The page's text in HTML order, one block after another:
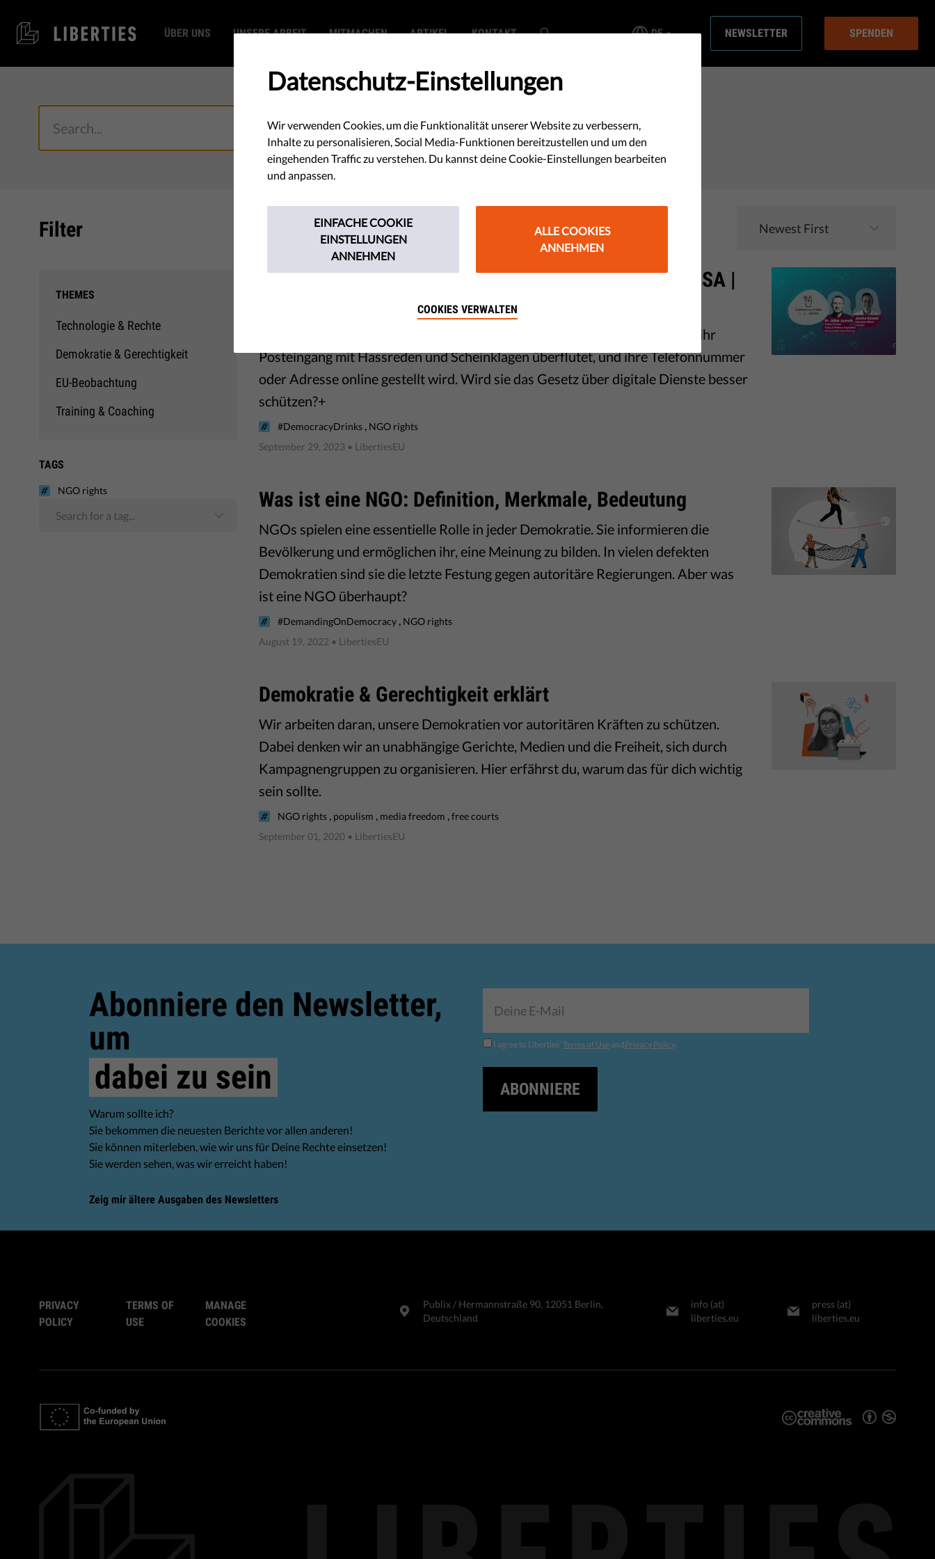
ÜBER UNS UNSERE ARBEIT MITMACHEN ARTIKEL KONTAKT DE NEWSLETTER SPENDEN
SEARCH
Filter
THEMES
Technologie & Rechte
Demokratie & Gerechtigkeit
EU-Beobachtung
Training & Coaching
TAGS
NGO rights
Search for a tag...
Online-Aktivismus: Gefahr, Desinformation und die DSA |
Democracy Drinks Berlin
2023 ist es für in der Öffentlichkeit agierende Aktivist/innen normal, dass ihr
Posteingang mit Hassreden und Scheinklagen überflutet, und ihre Telefonnummer
oder Adresse online gestellt wird. Wird sie das Gesetz über digitale Dienste besser
schützen?+
#DemocracyDrinks, NGO rights
September 29, 2023 • LibertiesEU
Was ist eine NGO: Definition, Merkmale, Bedeutung
NGOs spielen eine essentielle Rolle in jeder Demokratie. Sie informieren die
Bevölkerung und ermöglichen ihr, eine Meinung zu bilden. In vielen defekten
Demokratien sind sie die letzte Festung gegen autoritäre Regierungen. Aber was
ist eine NGO überhaupt?
#DemandingOnDemocracy, NGO rights
August 19, 2022 • LibertiesEU
Demokratie & Gerechtigkeit erklärt
Wir arbeiten daran, unsere Demokratien vor autoritären Kräften zu schützen.
Dabei denken wir an unabhängige Gerichte, Medien und die Freiheit, sich durch
Kampagnengruppen zu organisieren. Hier erfährst du, warum das für dich wichtig
sein sollte.
NGO rights, populism , media freedom ,free courts
September 01, 2020• LibertiesEU
Abonniere den Newsletter,
um
dabei zu sein
Warum sollte ich?
Sie bekommen die neuesten Berichte vor allen anderen!
Sie können miterleben, wie wir uns für Deine Rechte einsetzen!
Sie werden sehen, was wir erreicht haben!
Zeig mir ältere Ausgaben des Newsletters
I agree to Liberties' Terms of Use andPrivacy Policy.
ABONNIERE
PRIVACY
POLICY
TERMS OF
USE
MANAGE
COOKIES
Publix​ / Hermannstraße 90, 12051 Berlin,
Deutschland
info (at)
liberties.eu
press (at)
liberties.eu
Datenschutz-Einstellungen
Wir verwenden Cookies, um die Funktionalität unserer Website zu verbessern,
Inhalte zu personalisieren, Social Media-Funktionen bereitzustellen und um den
eingehenden Traffic zu verstehen. Du kannst deine Cookie-Einstellungen bearbeiten
und anpassen.
EINFACHE COOKIE
EINSTELLUNGEN
ANNEHMEN
ALLE COOKIES
ANNEHMEN
COOKIES VERWALTEN